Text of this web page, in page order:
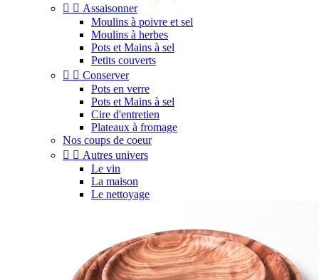
  Assaisonner
Moulins à poivre et sel
Moulins à herbes
Pots et Mains à sel
Petits couverts
  Conserver
Pots en verre
Pots et Mains à sel
Cire d'entretien
Plateaux à fromage
Nos coups de coeur
  Autres univers
Le vin
La maison
Le nettoyage